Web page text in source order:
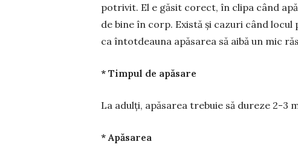
potrivit. El e găsit corect, în clipa când
de bine în corp. Există și cazuri când
ca întot­dea­una apăsarea să aibă un mic
* Timpul de apăsare
La adulți, apăsarea trebuie să dureze 2-3
* Apăsarea